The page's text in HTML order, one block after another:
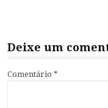
Deixe um
Comentário *